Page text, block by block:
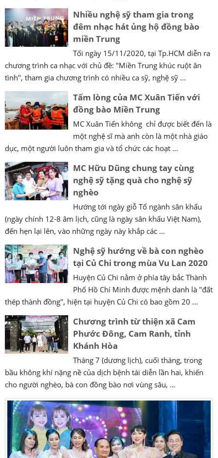
Nhiều nghệ sỹ tham gia trong
đêm nhạc hát ủng hộ đồng bào
miền Trung
Tối ngày 15/11/2020, tại Tp.HCM diễn ra
chương trình ca nhạc với chủ đề: "Miền Trung khúc ruột ân
tình", tham gia chương trình có nhiều ca sỹ, nghệ sỹ ...
Tấm lòng của MC Xuân Tiến với
đồng bào Miền Trung
MC Xuân Tiến không chỉ được biết đến là
một nghệ sĩ mà anh còn là một nhà giáo
dục, một người luôn tham gia và tổ chức các hoạt ...
MC Hữu Dũng chung tay cùng
nghệ sỹ tặng quà cho nghệ sỹ
nghèo
Hướng tới ngày giỗ Tổ ngành sân khấu
(ngày chính 12-8 âm lịch, cũng là ngày sân khấu Việt Nam),
đến hẹn lại lên, vào những ngày này khắp các ...
Nghệ sỹ hướng về bà con nghèo
tại Củ Chi trong mùa Vu Lan 2020
Huyện Củ Chi nằm ở phía tây bắc Thành
Phố Hồ Chí Minh được mệnh danh là "đất
thép thành đồng", hiện tại huyện Củ Chi có bao gồm 20 ...
Chương trình từ thiện xã Cam
Phước Đông, Cam Ranh, tỉnh
Khánh Hòa
Tháng 7 (dương lịch), cuối tháng, trong
bầu không khí nặng nề của dịch bệnh tái diễn lần hai, khiến
cho người nghèo, bà con đồng bào nơi vùng sâu, ...